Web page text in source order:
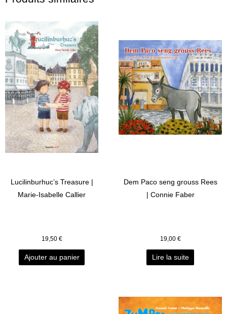
Lucilinburhuc’s Treasure |
Marie-Isabelle Callier
19,50 €
Ajouter au panier
Dem Paco seng grouss Rees
| Connie Faber
19,00 €
Lire la suite